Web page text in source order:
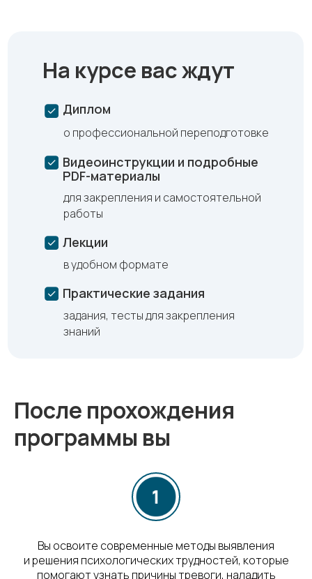
На курсе вас ждут
Лекции
Практические задания
Видеоинструкции и подробные
PDF-материалы
Диплом
для закрепления и самостоятельной
работы
в удобном формате
задания, тесты для закрепления
знаний
о профессиональной переподготовке
После прохождения
программы вы
Вы освоите современные методы выявления
и решения психологических трудностей, которые
помогают узнать причины тревоги, наладить